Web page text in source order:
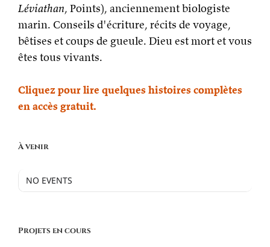
Léviathan, Points), anciennement biologiste
marin. Conseils d'écriture, récits de voyage,
bêtises et coups de gueule. Dieu est mort et vous
êtes tous vivants.
Cliquez pour lire quelques histoires complètes
en accès gratuit.
À venir
NO EVENTS
Projets en cours